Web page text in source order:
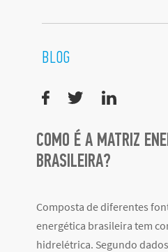
BLOG
COMO É A MATRIZ
BRASILEIRA?
Composta de diferentes
energética brasileira tem
hidrelétrica. Segundo